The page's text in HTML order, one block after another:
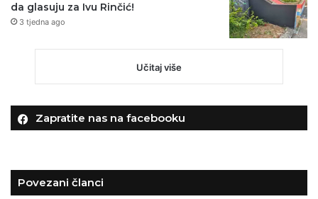
da glasuju za Ivu Rinčić!
3 tjedna ago
Učitaj više
Zapratite nas na facebooku
Povezani članci